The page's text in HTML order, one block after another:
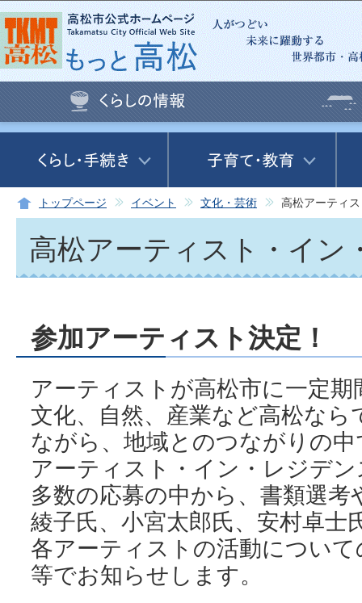
この
トップページ イベント 文化・芸術 高松アーティ
高松アーティスト・イン
参加アーティスト決定！
アーティストが高松市に一定
文化、自然、産業など高松な
ながら、地域とのつながりの
アーティスト・イン・レジデン
多数の応募の中から、書類選
綾子氏、小宮太郎氏、安村卓士
各アーティストの活動につい
等でお知らせします。